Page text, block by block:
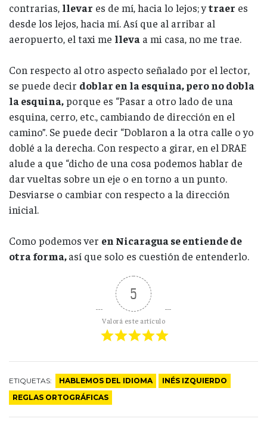
contrarias, llevar es de mí, hacia lo lejos; ytraer es
desde los lejos, hacia mí. Así que al arribar al
aeropuerto, el taxi me lleva a mi casa, no me trae.
Con respecto al otro aspecto señalado por el lector,
se puede decir doblar en la esquina, pero no dobla
la esquina,porque es “Pasar a otro lado de una
esquina, cerro, etc., cambiando de dirección en el
camino”. Se puede decir “Doblaron a la otra calle o yo
doblé a la derecha. Con respecto a girar, en el DRAE
alude a que “dicho de una cosa podemos hablar de
dar vueltas sobre un eje o en torno a un punto.
Desviarse o cambiar con respecto a la dirección
inicial.
Como podemos ver en Nicaragua se entiende de
otra forma,así que solo es cuestión de entenderlo.
5
Valorá este artículo
ETIQUETAS: HABLEMOS DEL IDIOMA
INÉS IZQUIERDO
REGLAS ORTOGRÁFICAS